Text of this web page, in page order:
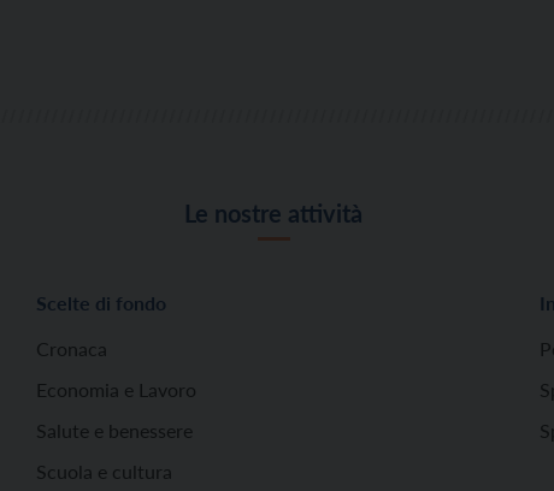
Le nostre attività
Scelte di fondo
Cronaca
Economia e Lavoro
Salute e benessere
Scuola e cultura